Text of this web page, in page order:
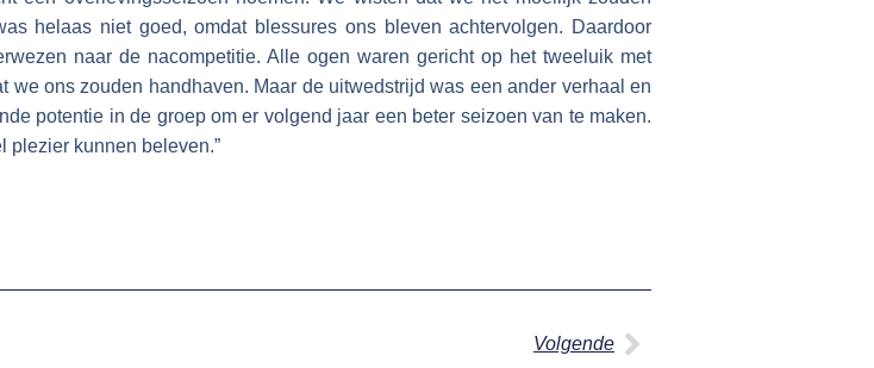
helaas niet goed, omdat blessures ons bleven achtervolgen. Daardoor
naar de nacompetitie. Alle ogen waren gericht op het tweeluik met
ons zouden handhaven. Maar de uitwedstrijd was een ander verhaal en
potentie in de groep om er volgend jaar een beter seizoen van te maken.
plezier kunnen beleven.”
Volgende